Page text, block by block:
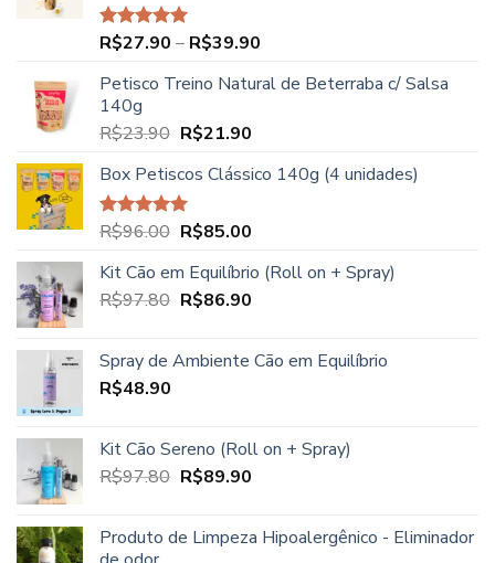
Avaliação
R$27.90 – R$39.90
preço:
Petisco Treino Natural de Beterraba c/ Salsa
140g
R$23.90 O
original
era:
R$23.90.
R$21.90O
atual
R$21.90.
Box Petiscos Clássico 140g (4 unidades)
Avaliação
R$96.00 O
original
era:
R$85.00O
atual
é:
Kit Cão em Equilíbrio (Roll on + Spray)
R$97.80 O
era:
R$86.90O
é:
Spray de Ambiente Cão em Equilíbrio
R$48.90
Kit Cão Sereno (Roll on + Spray)
R$97.80 O
era:
R$89.90O
é:
Produto de Limpeza Hipoalergênico - Eliminador